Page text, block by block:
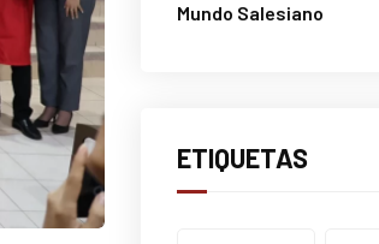
Mundo Salesiano
ETIQUETAS